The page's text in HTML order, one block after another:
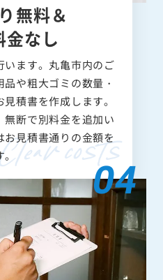
無料＆
金なし
います。丸亀市内のご
や粗大ゴミの数量・
積書を作成します。
断で別料金を追加い
見積書通りの金額を
。